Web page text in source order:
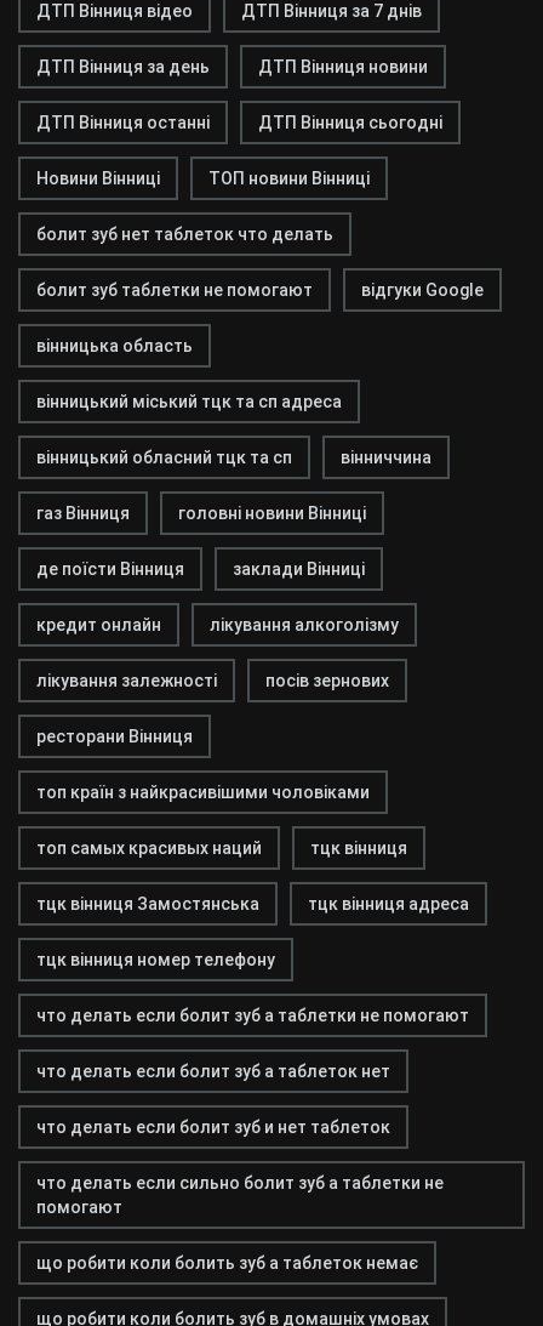
ДТП Вінниця відео ДТП Вінниця за 7 днів
ДТП Вінниця за день ДТП Вінниця новини
ДТП Вінниця останні ДТП Вінниця сьогодні
Новини Вінниці ТОП новини Вінниці
болит зуб нет таблеток что делать
болит зуб таблетки не помогают відгуки Google
вінницька область
вінницький міський тцк та сп адреса
вінницький обласний тцк та сп вінниччина
газ Вінниця головні новини Вінниці
де поїсти Вінниця заклади Вінниці
кредит онлайн лікування алкоголізму
лікування залежності посів зернових
ресторани Вінниця
топ країн з найкрасивішими чоловіками
топ самых красивых наций тцк вінниця
тцк вінниця Замостянська тцк вінниця адреса
тцк вінниця номер телефону
что делать если болит зуб а таблетки не помогают
что делать если болит зуб а таблеток нет
что делать если болит зуб и нет таблеток
что делать если сильно болит зуб а таблетки не
помогают
що робити коли болить зуб а таблеток немає
що робити коли болить зуб в домашніх умовах